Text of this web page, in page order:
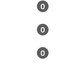
0
0
0